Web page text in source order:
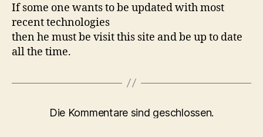
If some one wants to be updated with most
recent technologies
then he must be visit this site and be up to date
all the time.
Die Kommentare sind geschlossen.